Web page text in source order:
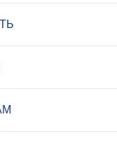
(495) 785-56-17